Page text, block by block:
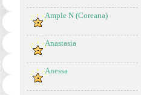
Ample N (Coreana)
Anastasia
Anessa